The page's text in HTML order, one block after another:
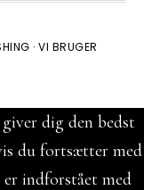
· VI BRUGER
dig den bedst
du fortsætter med
indforstået med